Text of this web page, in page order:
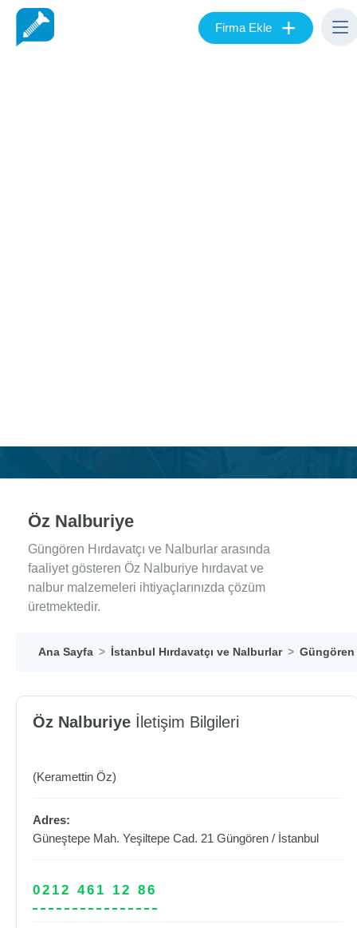
Firma Ekle +
Öz Nalburiye
Güngören Hırdavatçı ve Nalburlar arasında
faaliyet gösteren Öz Nalburiye hırdavat ve
nalbur malzemeleri ihtiyaçlarınızda çözüm
üretmektedir.
Ana Sayfa İstanbul Hırdavatçı ve Nalburlar Güngören
Öz Nalburiye İletişim Bilgileri
(Keramettin Öz)
Adres:
Güneştepe Mah. Yeşiltepe Cad. 21 Güngören / İstanbul
0212 461 12 86